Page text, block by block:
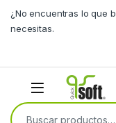
¿No encuentras lo que
necesitas.
Buscar por: